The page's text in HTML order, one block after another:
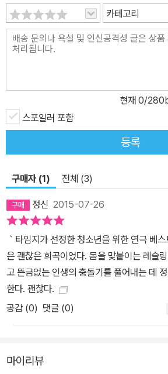
도 담당할 수 있을 것이다. 나아가 살아 움직
을 통해 생생한 연극 언어를 느껴 볼 수 있는
다. 지름 9미터의 원형 매트, 그 안에서 펼쳐지는 십대들의 한판 승부!
친한 친구 사이인 맷과 루크는 같은 학교 레
중을 감량하고, 루크는 그런 맷이 낯설게만
인 윌리와 졸트는 늘 붙어 다니는 두 사람을
같은 체급에서 붙게 된 윌리는 일부러 두 사
악의적인 소문까지 퍼뜨린다. 한편, 코리는
맷에게 그것을 해결할 수 있는 방법 하나를
이 여자와의 연애를 시작하는 것. 맷은 ‘헤
귀기로 결심한다. 하지만 설레는 연애 감정
변의 시선과 소문은 두 사람의 관계를 예상치
결국 모든 아이들은 소문 뒤에 숨은 불편한
데……. 과연 레슬링 매트 위에서 펼쳐지는
승자는 누구이며 패자는 누구일까? 넌 나를 안다고 생각하지. 하지만
넌 나를 몰라! 『레슬링 시즌』은 미국 청소
로리 브룩스가 1998년 미국의 ‘케네디 센터’
포럼을 위해 집필한 희곡이다. 이후 이 작품
일상생활에서 흔히 맞닥뜨리는 고민들로
와 폭력, 왕따, 소문 등 청소년을 둘러싼 민
카테고리
현재 0/
스포일러 포함
등록
구매자 (1) 전체 (3)
정신 2015-07-26
｀타임지가 선정한 청소년을 위한 연극 베
은 괜찮은 희곡이었다. 몸을 맞붙이는 레슬
고 뜬금없는 인생의 충돌기를 풀어내는 데
한다. 괜찮다.
공감 (0) 댓글 (0)
마이리뷰